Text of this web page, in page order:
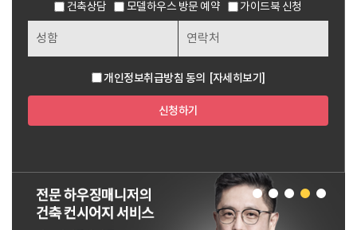
건축상담 모델하우스 방문 예약 가이드북 신청
개인정보취급방침 동의 [자세히보기]
신청하기